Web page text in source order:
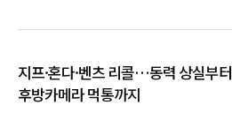
지프·혼다·벤츠 리콜…동력 상실부터
후방카메라 먹통까지